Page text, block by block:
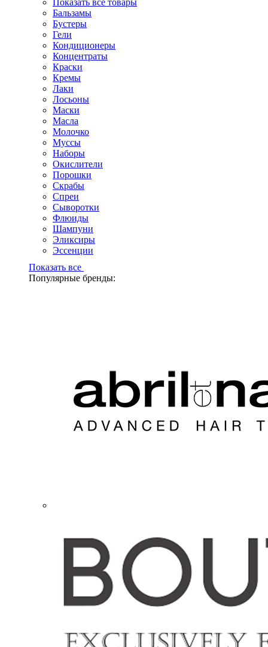
Показать все товары
Бальзамы
Бустеры
Гели
Кондиционеры
Концентраты
Краски
Кремы
Лаки
Лосьоны
Маски
Масла
Молочко
Муссы
Наборы
Окислители
Порошки
Скрабы
Спреи
Сыворотки
Флюиды
Шампуни
Эликсиры
Эссенции
Показать все
Популярные бренды: